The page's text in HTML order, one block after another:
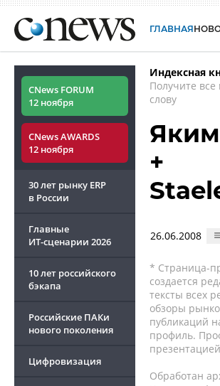
ГЛАВНАЯ
CNews FORUM
12 ноября
CNews AWARDS
12 ноября
30 лет рынку ERP
в России
Главные
ИТ-сценарии 2026
10 лет российского
бэкапа
Российские ПАКи
нового поколения
Цифровизация
Индексная
Получите
слову
+
26.06.2008
* Страница-
создается
тексты всех
обзоры
публикаций
профиль.
Обработан